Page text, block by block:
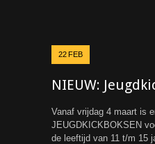
22FEB
NIEUW:
Vanaf vrijdag 4 maart is
JEUGDKICKBOKSEN
de leeftijd van 11 t/m 15